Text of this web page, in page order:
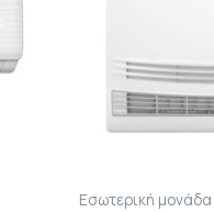
Εσωτερική